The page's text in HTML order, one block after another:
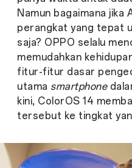
Namun bagaimana jika
perangkat yang tepat
saja? OPPO selalu
memudahkan
fitur-fitur dasar
utama smartphone
kini, ColorOS 14
tersebut ke tingkat